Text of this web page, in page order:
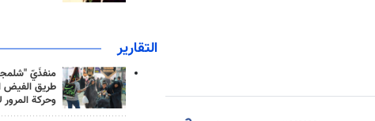
التقارير
منفذَيّ
طريق الفيض
وحركة المرور